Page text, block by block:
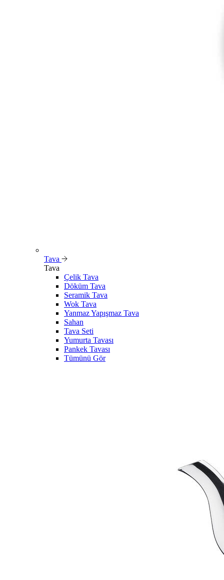
Tava
Tava
Çelik Tava
Döküm Tava
Seramik Tava
Wok Tava
Yanmaz Yapışmaz Tava
Sahan
Tava Seti
Yumurta Tavası
Pankek Tavası
Tümünü Gör